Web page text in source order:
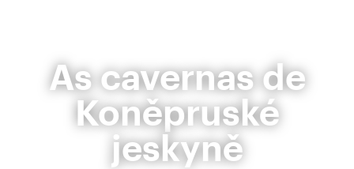
As cavernas de
Koněpruské
jeskyně